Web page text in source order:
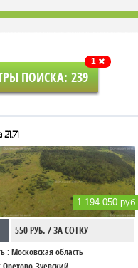
ПОИСКА: 239
1
1 194 050 руб.
550 РУБ. / ЗА СОТКУ
:Московская область